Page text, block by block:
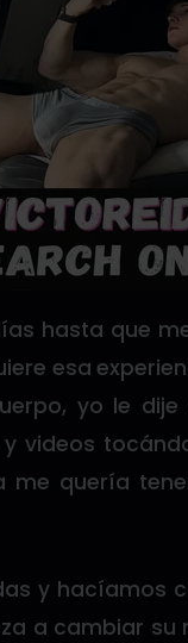
hasta que
esa
yo le
videos
me quería
y hacíamos
a cambiar